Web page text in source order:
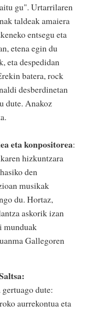
gu". Urtarrilaren
taldeak amaiera
entsegu eta
etena egin du
eta despedidan
batera, rock
desberdinetan
dute. Anakoz
eta konpositorea:
hizkuntzara
den
musikak
du. Hortaz,
askorik izan
munduak
Gallegoren
dute:
aurrekontua eta